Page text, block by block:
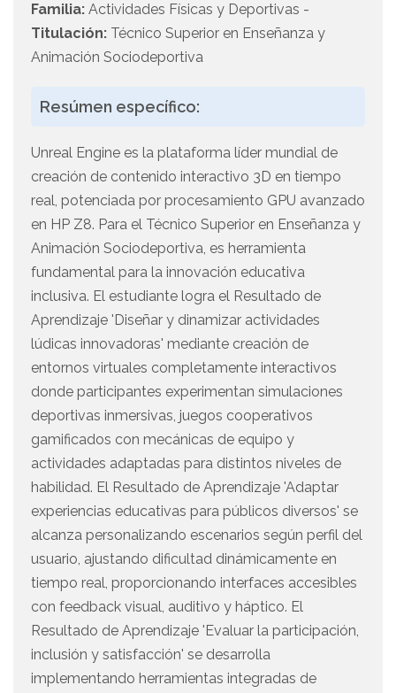
Familia: Actividades Físicas y Deportivas -
Titulación: Técnico Superior en Enseñanza y
Animación Sociodeportiva
Resúmen específico:
Unreal Engine es la plataforma líder mundial de
creación de contenido interactivo 3D en tiempo
real, potenciada por procesamiento GPU avanzado
en HP Z8. Para el Técnico Superior en Enseñanza y
Animación Sociodeportiva, es herramienta
fundamental para la innovación educativa
inclusiva. El estudiante logra el Resultado de
Aprendizaje 'Diseñar y dinamizar actividades
lúdicas innovadoras' mediante creación de
entornos virtuales completamente interactivos
donde participantes experimentan simulaciones
deportivas inmersivas, juegos cooperativos
gamificados con mecánicas de equipo y
actividades adaptadas para distintos niveles de
habilidad. El Resultado de Aprendizaje 'Adaptar
experiencias educativas para públicos diversos' se
alcanza personalizando escenarios según perfil del
usuario, ajustando dificultad dinámicamente en
tiempo real, proporcionando interfaces accesibles
con feedback visual, auditivo y háptico. El
Resultado de Aprendizaje 'Evaluar la participación,
inclusión y satisfacción' se desarrolla
implementando herramientas integradas de